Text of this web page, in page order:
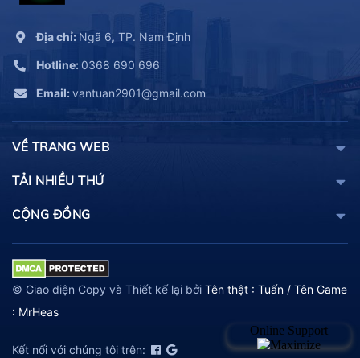
Địa chỉ: Ngã 6, TP. Nam Định
Hotline: 0368 690 696
Email:vantuan2901@gmail.com
VỀ TRANG WEB
TẢI NHIỀU THỨ
CỘNG ĐỒNG
© Giao diện Copy và Thiết kế lại bởi Tên thật : Tuấn / Tên Game
: MrHeas
Kết nối với chúng tôi trên: